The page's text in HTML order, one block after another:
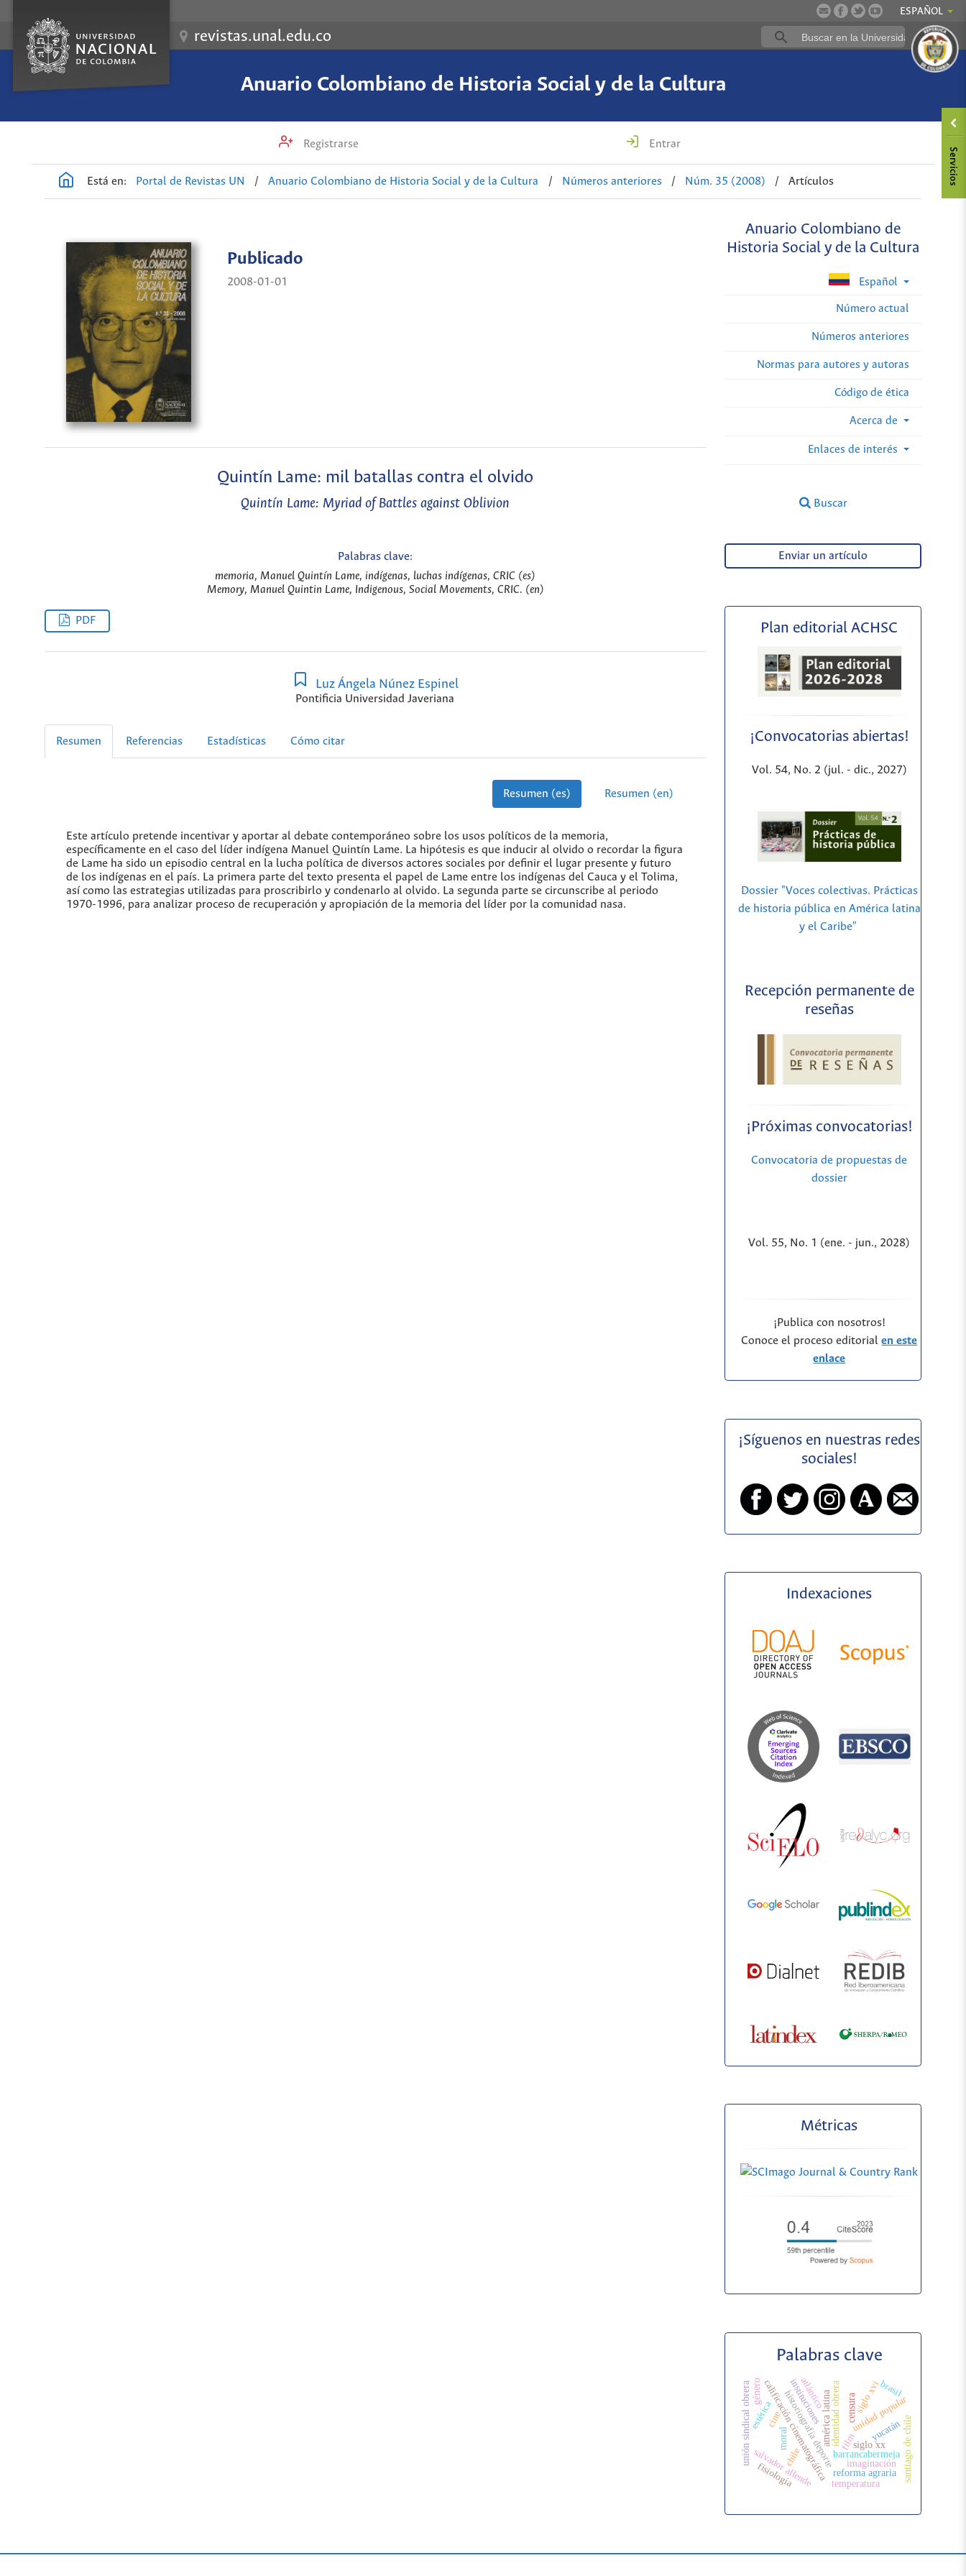
ESPAÑOL
revistas.unal.edu.co
Anuario Colombiano de Historia Social y de la Cultura
Registrarse Entrar
Está en: Portal de Revistas UN / Anuario Colombiano de Historia Social y de la Cultura / Números anteriores / Núm. 35 (2008) / Artículos
Anuario Colombiano de
Historia Social y de la Cultura
Español
Número actual
Números anteriores
Normas para autores y autoras
Código de ética
Acerca de
Enlaces de interés
Buscar
Publicado
2008-01-01
Quintín Lame: mil batallas contra el olvido
Quintín Lame: Myriad of Battles against Oblivion
Palabras clave:
memoria, Manuel Quintín Lame, indígenas, luchas indígenas, CRIC (es)
Memory, Manuel Quintin Lame, Indigenous, Social Movements, CRIC. (en)
PDF
Luz Ángela Núnez Espinel
Pontificia Universidad Javeriana
Resumen Referencias Estadísticas Cómo citar
Resumen (es) Resumen (en)
Este artículo pretende incentivar y aportar al debate contemporáneo sobre los usos políticos de la memoria,
específicamente en el caso del líder indígena Manuel Quintín Lame. La hipótesis es que inducir al olvido o recordar la figura
de Lame ha sido un episodio central en la lucha política de diversos actores sociales por definir el lugar presente y futuro
de los indígenas en el país. La primera parte del texto presenta el papel de Lame entre los indígenas del Cauca y el Tolima,
así como las estrategias utilizadas para proscribirlo y condenarlo al olvido. La segunda parte se circunscribe al periodo
1970-1996, para analizar proceso de recuperación y apropiación de la memoria del líder por la comunidad nasa.
Enviar un artículo
Plan editorial ACHSC
¡Convocatorias abiertas!
Vol. 54, No. 2 (jul. - dic., 2027)
Dossier "Voces colectivas. Prácticas
de historia pública en América latina
y el Caribe"
Recepción permanente de
reseñas
¡Próximas convocatorias!
Convocatoria de propuestas de
dossier
Vol. 55, No. 1 (ene. - jun., 2028)
¡Publica con nosotros!
Conoce el proceso editorialen este
enlace
¡Síguenos en nuestras redes
sociales!
Indexaciones
Métricas
Palabras clave
historiografía deporte
américa latina censura
calificación cinematográfica
cine
film
chile
salvador allende
unidad popular
barrancabermeja
identidad obrera
imaginación
moral
unión sindical obrera santiago de chile
siglo xvi
reforma agraria
siglo xx
instituciones
temperatura
yucatán
brasil
estética
fisiología
atlántico
género